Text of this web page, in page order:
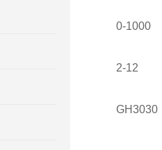
0-1000
2-12
GH3030